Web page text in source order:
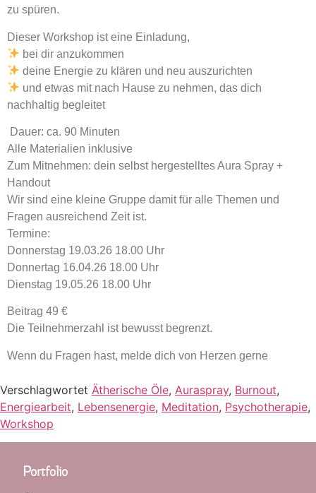
zu spüren.
Dieser Workshop ist eine Einladung,
bei dir anzukommen
deine Energie zu klären und neu auszurichten
und etwas mit nach Hause zu nehmen, das dich
nachhaltig begleitet
️ Dauer: ca. 90 Minuten
Alle Materialien inklusive
Zum Mitnehmen: dein selbst hergestelltes Aura Spray +
Handout
Wir sind eine kleine Gruppe damit für alle Themen und
Fragen ausreichend Zeit ist.
Termine:
Donnerstag 19.03.26 18.00 Uhr
Donnertag 16.04.26 18.00 Uhr
Dienstag 19.05.26 18.00 Uhr
Beitrag 49 €
Die Teilnehmerzahl ist bewusst begrenzt.
Wenn du Fragen hast, melde dich von Herzen gerne
Verschlagwortet Ätherische Öle, Auraspray, Burnout,
Energiearbeit, Lebensenergie, Meditation, Psychotherapie,
Workshop
Portfolio